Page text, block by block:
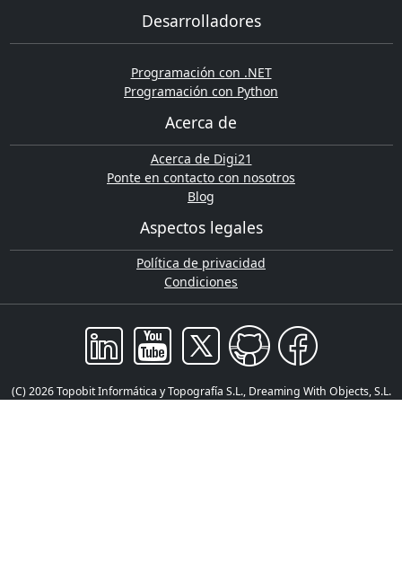
Desarrolladores
Programación con .NET
Programación con Python
Acerca de
Acerca de Digi21
Ponte en contacto con nosotros
Blog
Aspectos legales
Política de privacidad
Condiciones
(C) 2026 Topobit Informática y Topografía S.L., Dreaming With Objects, S.L.